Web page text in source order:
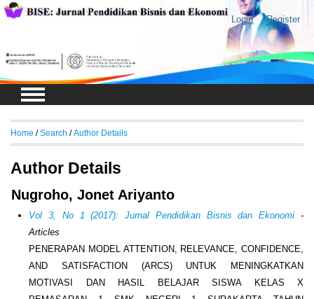
Login Register
Home / Search / Author Details
Author Details
Nugroho, Jonet Ariyanto
Vol 3, No 1 (2017): Jurnal Pendidikan Bisnis dan Ekonomi -
Articles
PENERAPAN MODEL ATTENTION, RELEVANCE, CONFIDENCE,
AND SATISFACTION (ARCS) UNTUK MENINGKATKAN
MOTIVASI DAN HASIL BELAJAR SISWA KELAS X